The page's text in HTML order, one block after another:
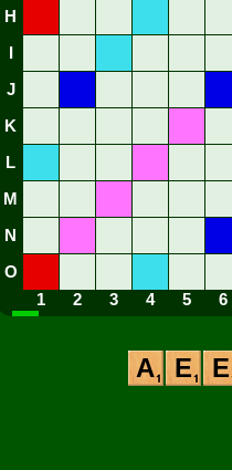
H
J
K
L
M
N
O
1
2 3 4 5 6
A E E